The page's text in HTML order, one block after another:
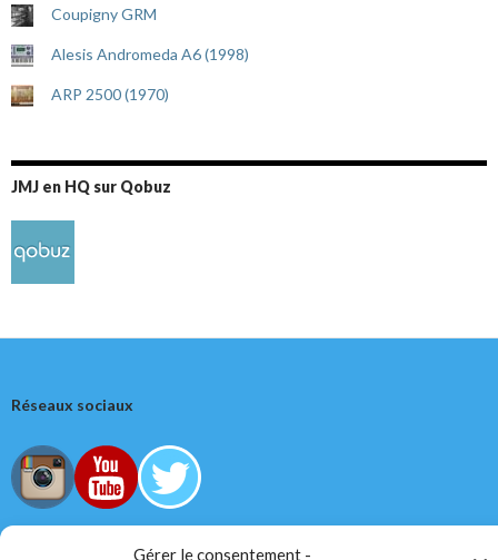
Gérer le consentement -
Coupigny GRM
Alesis Andromeda A6 (1998)
ARP 2500 (1970)
JMJ en HQ sur Qobuz
Réseaux sociaux